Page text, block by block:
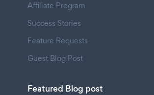
Affiliate Program
Success Stories
Feature Requests
Guest Blog Post
Featured Blog post